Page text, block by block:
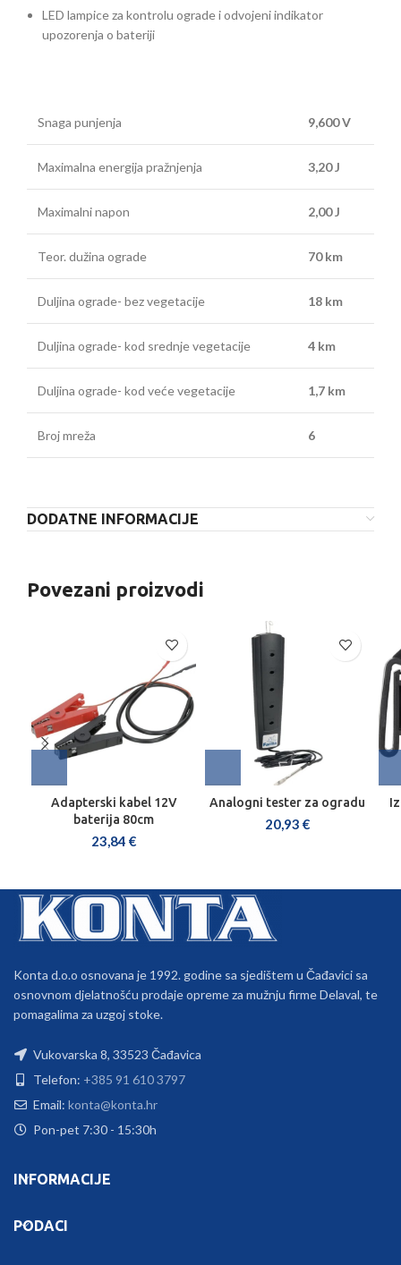
LED lampice za kontrolu ograde i odvojeni indikator
upozorenja o bateriji
Snaga punjenja 9,600 V
Maximalna energija pražnjenja 3,20 J
Maximalni napon 2,00 J
Teor. dužina ograde 70 km
Duljina ograde- bez vegetacije 18 km
Duljina ograde- kod srednje vegetacije 4 km
Duljina ograde- kod veće vegetacije 1,7 km
Broj mreža 6
DODATNE INFORMACIJE
Povezani proizvodi
Adapterski kabel 12V
baterija 80cm
23,84 €
Analogni tester za ogradu
20,93 €
Konta d.o.o osnovana je 1992. godine sa sjedištem u Čađavici sa
osnovnom djelatnošću prodaje opreme za mužnju firme Delaval, te
pomagalima za uzgoj stoke.
Vukovarska 8, 33523 Čađavica
Telefon: +385 91 610 3797
Email: konta@konta.hr
Pon-pet 7:30 - 15:30h
INFORMACIJE
PODACI